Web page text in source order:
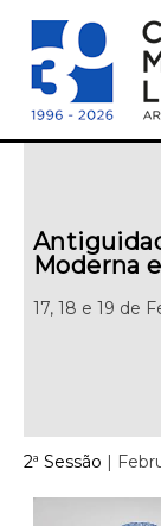
Moderna
17, 18 e 19 de
2ª Sessão |